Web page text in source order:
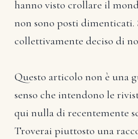
hanno visto crollare il
non sono posti dimenticati.
collettivamente deciso di
Questo articolo non è una
senso che intendono le
qui nulla di recentemente
Troverai piuttosto una